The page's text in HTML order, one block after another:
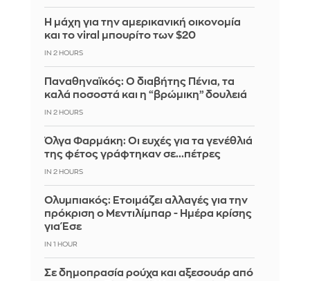
Η μάχη για την αμερικανική οικονομία
και το viral μπουρίτο των $20
IN 2 HOURS
Παναθηναϊκός: Ο διαβήτης Πένια, τα
καλά ποσοστά και η “βρώμικη” δουλειά
IN 2 HOURS
Όλγα Φαρμάκη: Οι ευχές για τα γενέθλιά
της φέτος γράφτηκαν σε...πέτρες
IN 2 HOURS
Ολυμπιακός: Ετοιμάζει αλλαγές για την
πρόκριση ο Μεντιλίμπαρ - Ημέρα κρίσης
για Έσε
IN 1 HOUR
Σε δημοπρασία ρούχα και αξεσουάρ από